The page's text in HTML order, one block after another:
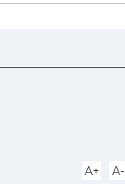
A+ A-